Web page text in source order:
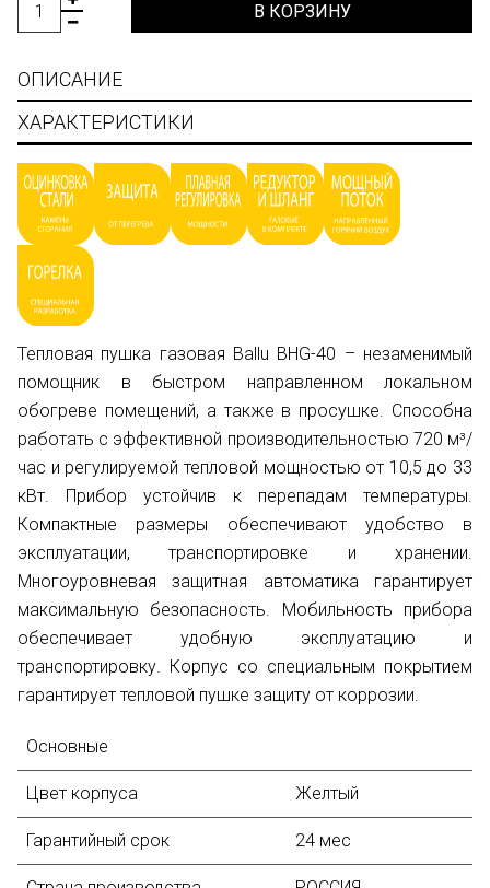
В КОРЗИНУ
ОПИСАНИЕ
ХАРАКТЕРИСТИКИ
Тепловая пушка газовая Ballu BHG-40 – незаменимый
помощник в быстром направленном локальном
обогреве помещений, а также в просушке. Способна
работать с эффективной производительностью 720 м³/
час и регулируемой тепловой мощностью от 10,5 до 33
кВт. Прибор устойчив к перепадам температуры.
Компактные размеры обеспечивают удобство в
эксплуатации, транспортировке и хранении.
Многоуровневая защитная автоматика гарантирует
максимальную безопасность. Мобильность прибора
обеспечивает удобную эксплуатацию и
транспортировку. Корпус со специальным покрытием
гарантирует тепловой пушке защиту от коррозии.
Основные
Цвет корпуса Желтый
Гарантийный срок 24 мес